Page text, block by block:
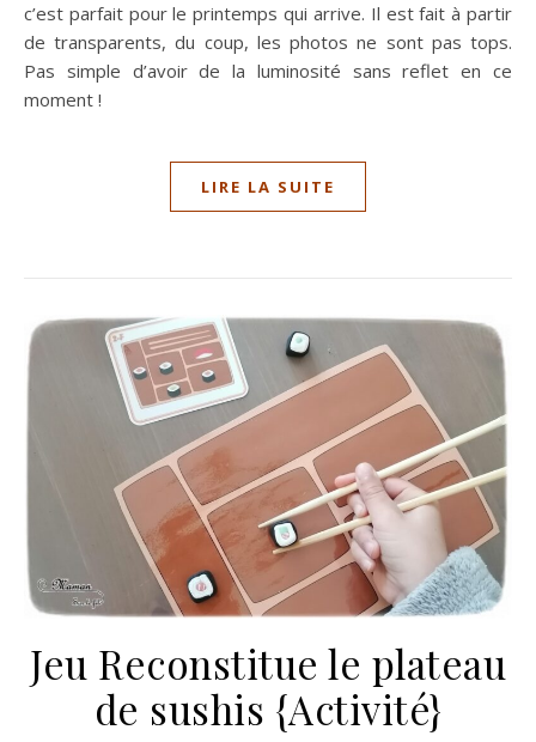
c’est parfait pour le printemps qui arrive. Il est fait à partir
de transparents, du coup, les photos ne sont pas tops.
Pas simple d’avoir de la luminosité sans reflet en ce
moment !
LIRE LA SUITE
Jeu Reconstitue le plateau
de sushis {Activité}